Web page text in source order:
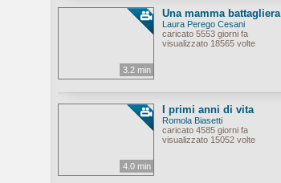
3.2 min
Una mamma battagliera
Laura Perego Cesani
caricato 5553 giorni fa
visualizzato 18565 volte
4.0 min
I primi anni di vita
Romola Biasetti
caricato 4585 giorni fa
visualizzato 15052 volte